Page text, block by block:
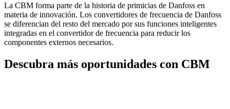
La CBM forma parte de la historia de primicias de Danfoss en
materia de innovación. Los convertidores de frecuencia de Danfoss
se diferencian del resto del mercado por sus funciones inteligentes
integradas en el convertidor de frecuencia para reducir los
componentes externos necesarios.
Descubra más oportunidades con CBM